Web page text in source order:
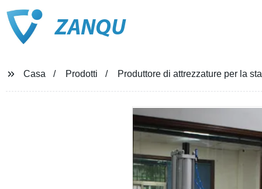
ZANQU
Casa Prodotti Produttore di attrezzature per la